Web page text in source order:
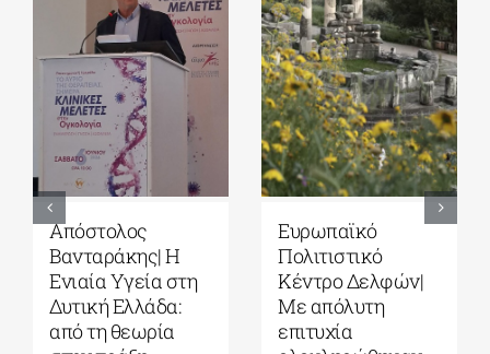
Ευρωπαϊκό
Πολιτιστικό
Κέντρο Δελφών|
Δελφική
Ακαδημία
Τέταρτοι
Δελφικοί
Διάλογοι|
Ερωτήματα και
στοχασμοί για το